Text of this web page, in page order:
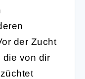
der Zucht
die von dir